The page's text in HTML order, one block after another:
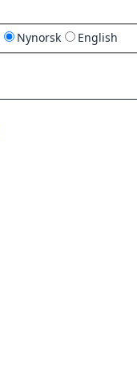
Nynorsk English